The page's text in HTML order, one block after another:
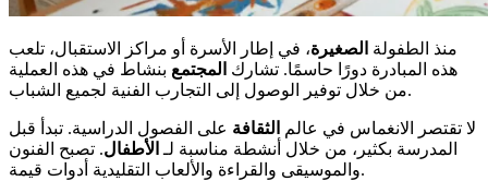
منذ الطفولة الصغيرة، في إطار الأسرة أو مراكز الاستقبال، تلعب
هذه المبادرة دورًا حاسمًا. تشارك المجتمع بنشاط في هذه العملية
من خلال توفير الوصول إلى التجارب الفنية لجميع الشباب.
لا تقتصر الانغماس في عالم الثقافة على الفصول الدراسية. تبدأ قبل
المدرسة بكثير، من خلال أنشطة مناسبة لـ الأطفال. تصبح الفنون
والموسيقى والقراءة والألعاب التقليدية أدوات قيمة.